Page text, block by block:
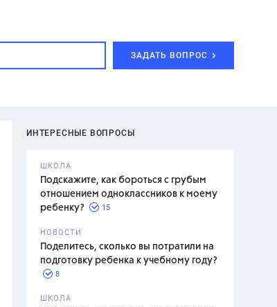
ЗАДАТЬ ВОПРОС
ИНТЕРЕСНЫЕ ВОПРОСЫ
ШКОЛА
Подскажите, как бороться с грубым
отношением одноклассников к моему
ребенку?
15
НОВОСТИ
Поделитесь, сколько вы потратили на
подготовку ребенка к учебному году?
8
ШКОЛА